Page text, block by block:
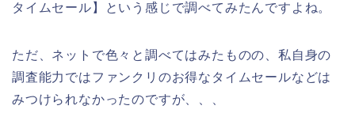
タイムセール】という感じで調べてみたんですよね。
ただ、ネットで色々と調べてはみたものの、私自身の
調査能力ではファンクリのお得なタイムセールなどは
みつけられなかったのですが、、、